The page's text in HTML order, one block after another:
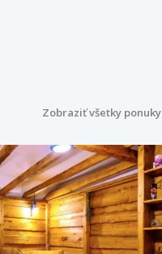
Zobraziť všetky ponuky